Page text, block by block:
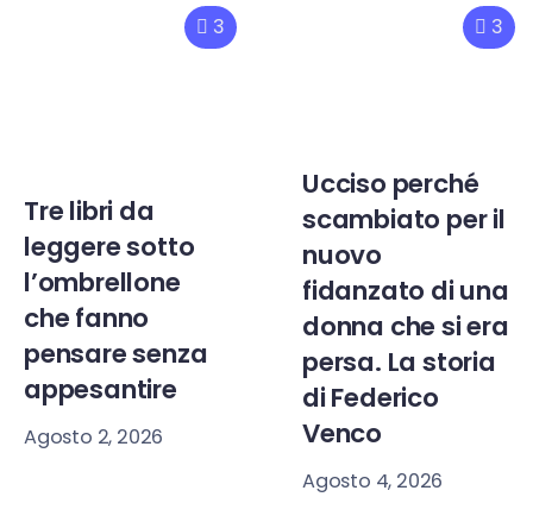
3
Tre libri da
leggere sotto
l’ombrellone
che fanno
pensare senza
appesantire
Agosto 2, 2026
3
Ucciso perché
scambiato per il
nuovo
fidanzato di una
donna che si era
persa. La storia
di Federico
Venco
Agosto 4, 2026